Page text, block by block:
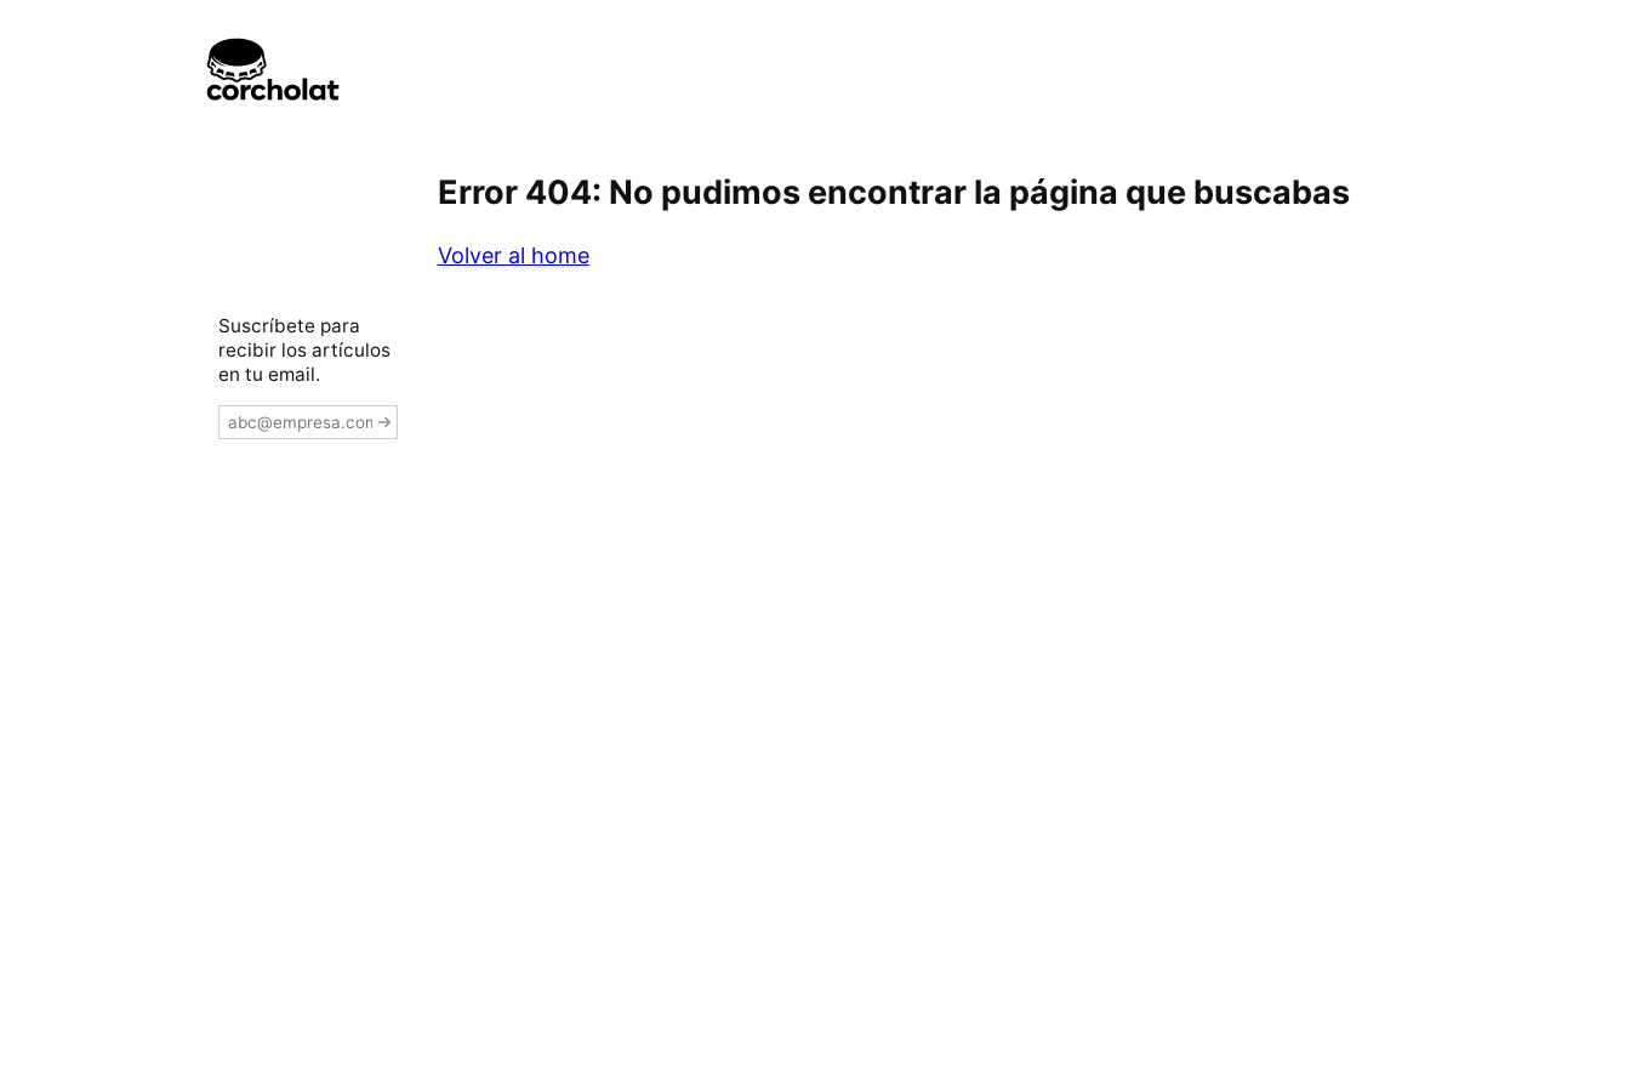
Error 404: No pudimos encontrar la página que buscabas
Volver al home
Suscríbete para
recibir los artículos
en tu email.